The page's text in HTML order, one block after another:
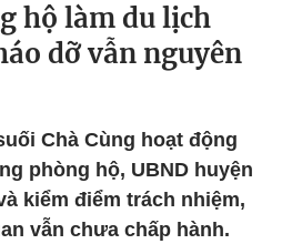
hộ làm du lịch
dỡ vẫn nguyên
Chà Cùng hoạt động
phòng hộ, UBND huyện
kiểm điểm trách nhiệm,
vẫn chưa chấp hành.